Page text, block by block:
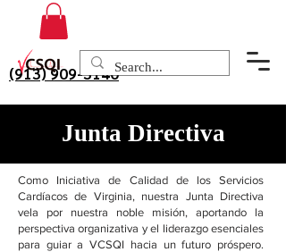
(913) 909-3140
Junta Directiva
Como Iniciativa de Calidad de los Servicios
Cardíacos de Virginia, nuestra Junta Directiva
vela por nuestra noble misión, aportando la
perspectiva organizativa y el liderazgo esenciales
para guiar a VCSQI hacia un futuro próspero.